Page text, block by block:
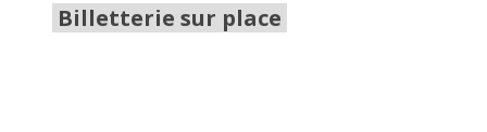
Billetterie sur place